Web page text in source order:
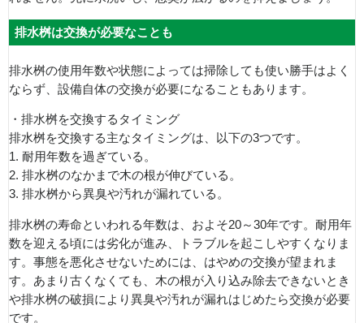
排水桝は交換が必要なことも
排水桝の使用年数や状態によっては掃除しても使い勝手はよく
ならず、設備自体の交換が必要になることもあります。
・排水桝を交換するタイミング
排水桝を交換する主なタイミングは、以下の3つです。
1. 耐用年数を過ぎている。
2. 排水桝のなかまで木の根が伸びている。
3. 排水桝から異臭や汚れが漏れている。
排水桝の寿命といわれる年数は、およそ20～30年です。耐用年
数を迎える頃には劣化が進み、トラブルを起こしやすくなりま
す。事態を悪化させないためには、はやめの交換が望まれま
す。あまり古くなくても、木の根が入り込み除去できないとき
や排水桝の破損により異臭や汚れが漏れはじめたら交換が必要
です。